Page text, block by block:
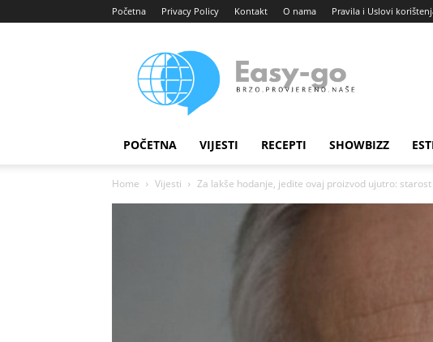
Početna Privacy Policy Kontakt O nama Pravila i Uslovi
portal
POČETNA VIJESTI RECEPTI SHOWBIZZ
Home Vijesti Za lakše hodanje, jedite ovaj proizvod ujutro: